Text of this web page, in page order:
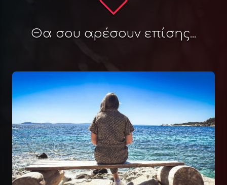
Θα σου αρέσουν επίσης...